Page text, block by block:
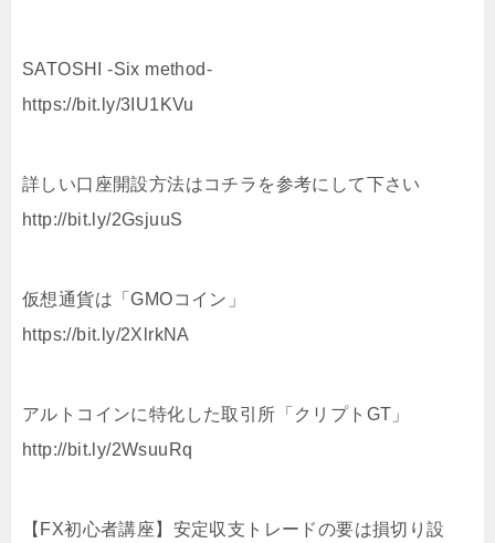
SATOSHI -Six method-
https://bit.ly/3IU1KVu
詳しい口座開設方法はコチラを参考にして下さい
http://bit.ly/2GsjuuS
仮想通貨は「GMOコイン」
https://bit.ly/2XlrkNA
アルトコインに特化した取引所「クリプトGT」
http://bit.ly/2WsuuRq
【FX初心者講座】安定収支トレードの要は損切り設